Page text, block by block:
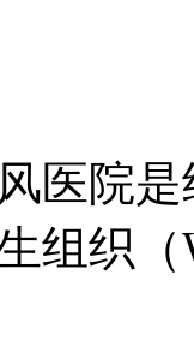
医院
组织（